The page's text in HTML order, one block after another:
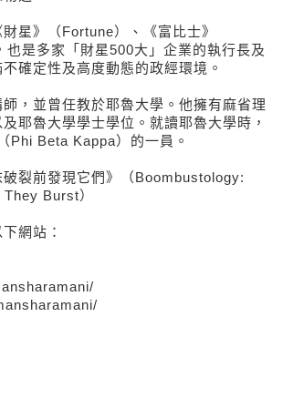
》（Fortune）、《富比士》
也是多家「財星500大」企業的執行長及
確定性及高度動態的政經環境。
並曾任教於耶魯大學。他擁有麻省理
耶魯大學學士學位。就讀耶魯大學時，
Beta Kappa）的一員。
裂前發現它們》（Boombustology:
Burst）
網站：